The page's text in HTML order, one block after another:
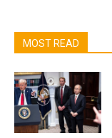
MOST READ